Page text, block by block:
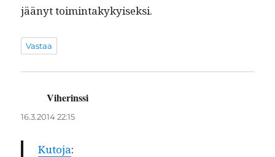
jäänyt toimintakykyiseksi.
Vastaa
Viherinssi
16.3.2014 22:15
Kuto­ja: